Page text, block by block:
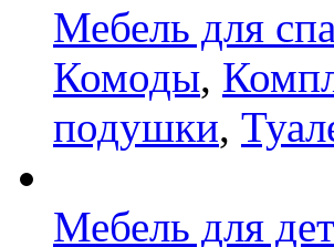
Мебель для
Комоды,
подушки,
Мебель для